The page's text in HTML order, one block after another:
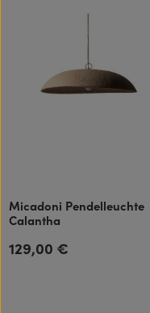
Micadoni Pendelleuchte
Calantha
Regulärer Preis:
129,00 €